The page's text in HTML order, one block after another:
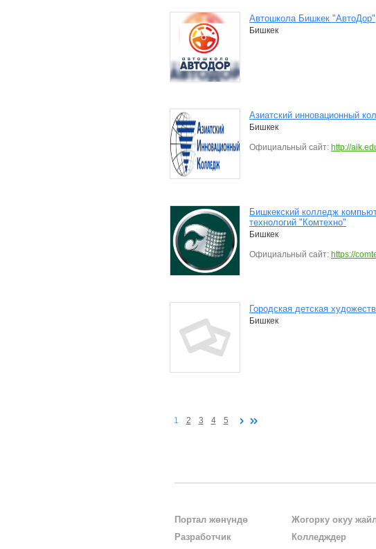
Автошкола Бишкек "АвтоДор"
Бишкек
Азиатский инновационный
Бишкек
Официальный сайт: http://
Бишкекский колледж
технологий "Комтехно"
Бишкек
Официальный сайт: https://
Городская детская
Бишкек
1 2 3 4 5
Портал жөнүндө
Разработчик
Жогорку окуу
Колледждер